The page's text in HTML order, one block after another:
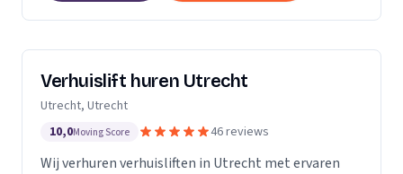
Verhuislift huren Utrecht
Utrecht, Utrecht
10,0Moving Score 46 reviews
Wij verhuren verhuisliften in Utrecht met ervaren